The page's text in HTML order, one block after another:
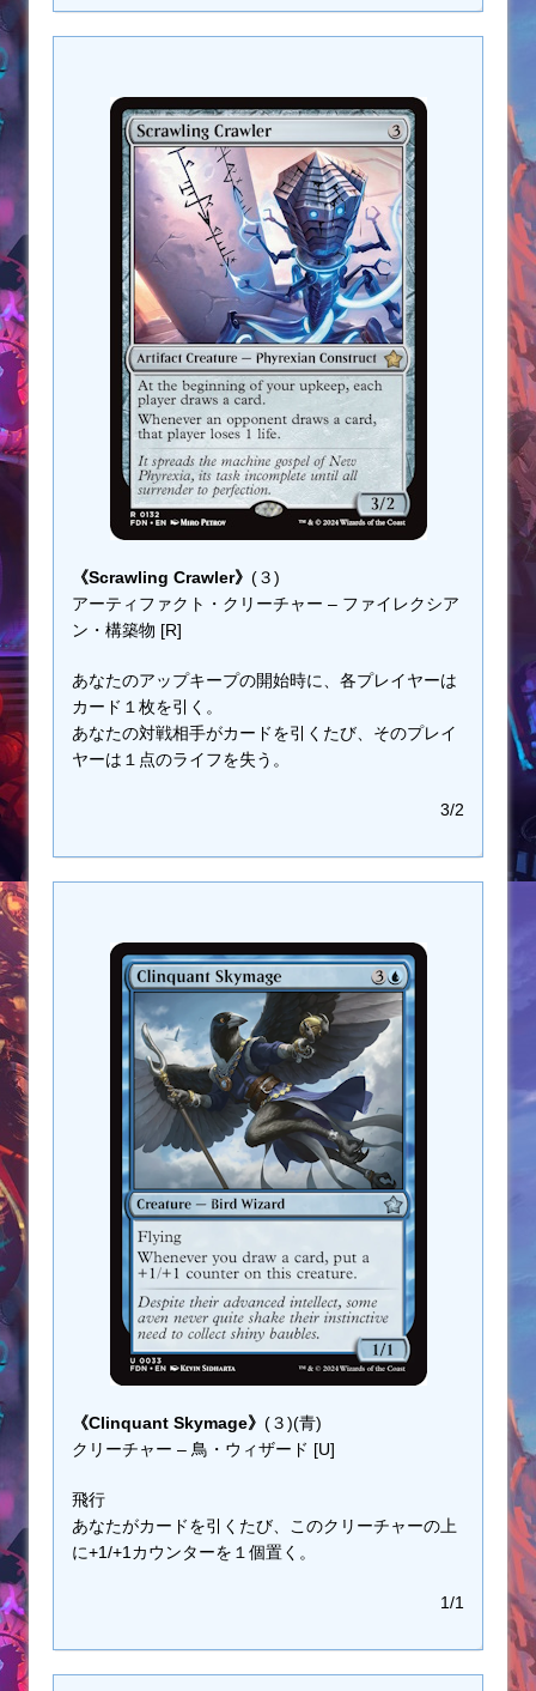
《Scrawling Crawler》 (３)
アーティファクト・クリーチャー – ファイレクシア
ン・構築物 [R]
あなたのアップキープの開始時に、各プレイヤーは
カード１枚を引く。
あなたの対戦相手がカードを引くたび、そのプレイ
ヤーは１点のライフを失う。
3/2
《Clinquant Skymage》 (３)(青)
クリーチャー – 鳥・ウィザード [U]
飛行
あなたがカードを引くたび、このクリーチャーの上
に+1/+1カウンターを１個置く。
1/1